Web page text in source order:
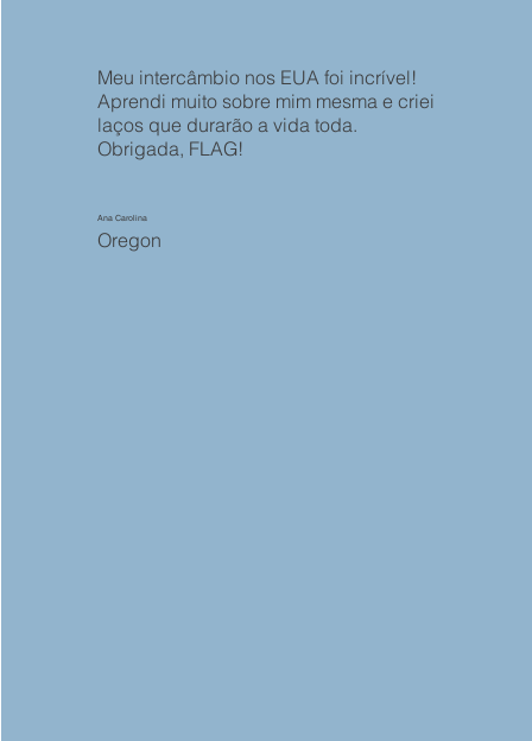
Meu intercâmbio nos EUA foi incrível!
Aprendi muito sobre mim mesma e criei
laços que durarão a vida toda.
Obrigada, FLAG!
Oregon
Ana Carolina